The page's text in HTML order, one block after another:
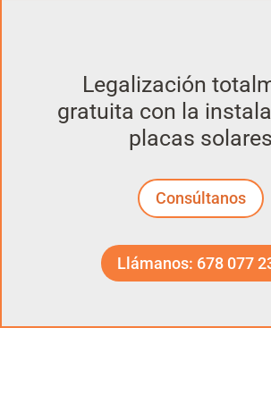
Legalización
gratuita con la
placas solares
Consúltanos
Llámanos: 678 077